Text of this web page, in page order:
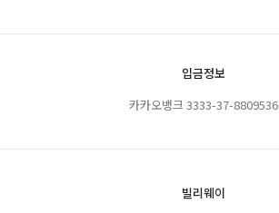
입금정보
카카오뱅크 3333-37-8809536
빌리웨이